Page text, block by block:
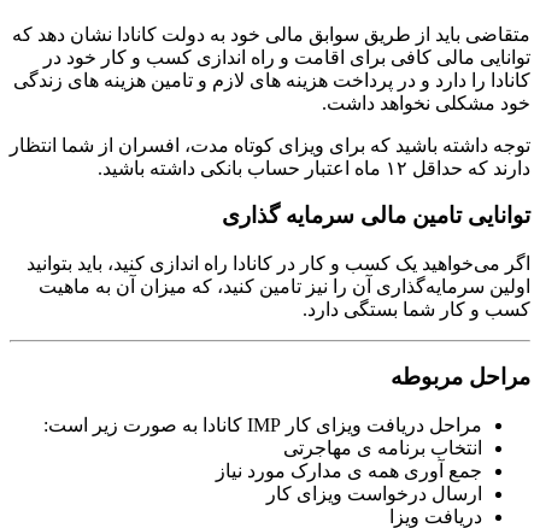
متقاضی باید از طریق سوابق مالی خود به دولت کانادا نشان دهد که
توانایی مالی کافی برای اقامت و راه اندازی کسب و کار خود در
کانادا را دارد و در پرداخت هزینه های لازم و تامین هزینه های زندگی
خود مشکلی نخواهد داشت.
توجه داشته باشید که برای ویزای کوتاه مدت، افسران از شما انتظار
دارند که حداقل ۱۲ ماه اعتبار حساب بانکی داشته باشید.
توانایی تامین مالی سرمایه گذاری
اگر می‌خواهید یک کسب و کار در کانادا راه اندازی کنید، باید بتوانید
اولین سرمایه‌گذاری آن را نیز تامین کنید، که میزان آن به ماهیت
کسب و کار شما بستگی دارد.
مراحل مربوطه
مراحل دریافت ویزای کار IMP کانادا به صورت زیر است:
انتخاب برنامه ی مهاجرتی
جمع آوری همه ی مدارک مورد نیاز
ارسال درخواست ویزای کار
دریافت ویزا